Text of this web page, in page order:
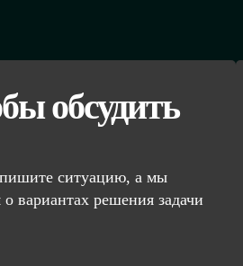
обсудить
ситуацию, а мы
вариантах решения задачи